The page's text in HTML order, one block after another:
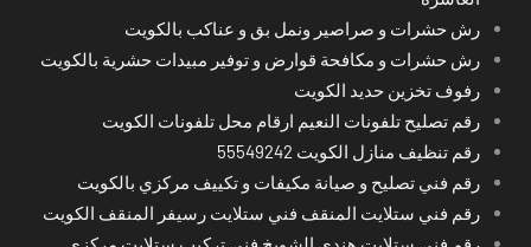
رش حشرات و صراصير ونمل بق و عناكب بالكويت
رش حشرات و مكافحة قوارض و توفير مبيدات حشرية بالكويت
رفوف تخزين حديد الكويت
رقم تصليح تلفونات النعيم ارقام محل تلفونات الكويت
رقم تنظيف منازل الكويت 55549242
رقم فني تصليح و صيانة مكيفات و تكييف مركزي بالكويت
رقم فني ستلايت المنقف فني ستلايت رسيفر المنقف الكويت